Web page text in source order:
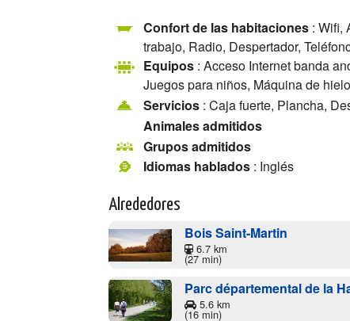
Confort de las habitaciones : Wifi,
trabajo, Radio, Despertador,
Equipos : Acceso Internet banda
Juegos para niños, Máquina de
Servicios : Caja fuerte, Plancha,
Animales admitidos
Grupos admitidos
Idiomas hablados : Inglés
Alrededores
Bois Saint-Martin
6.7 km
(27 min)
Parc départemental de la
5.6 km
(16 min)